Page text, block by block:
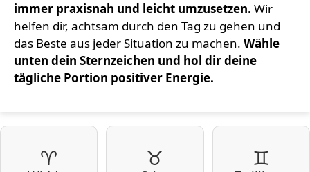
immer praxisnah und leicht umzusetzen. Wir
helfen dir, achtsam durch den Tag zu gehen und
das Beste aus jeder Situation zu machen. Wähle
unten dein Sternzeichen und hol dir deine
tägliche Portion positiver Energie.
♈ ♉ ♊